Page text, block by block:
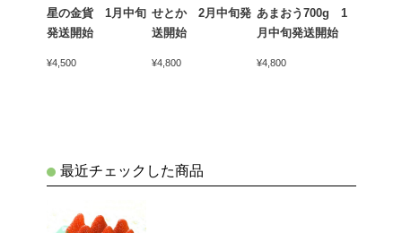
星の金貨 1月中旬
発送開始
¥4,500
せとか 2月中旬発
送開始
¥4,800
あまおう700g 1
月中旬発送開始
¥4,800
最近チェックした商品